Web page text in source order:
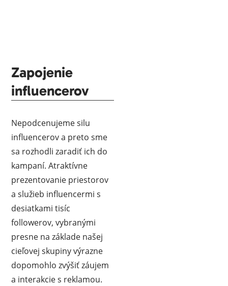
Zapojenie
influencerov
Nepodcenujeme silu
influencerov a preto sme
sa rozhodli zaradiť ich do
kampaní. Atraktívne
prezentovanie priestorov
a služieb influencermi s
desiatkami tisíc
followerov, vybranými
presne na základe našej
cieľovej skupiny výrazne
dopomohlo zvýšiť záujem
a interakcie s reklamou.